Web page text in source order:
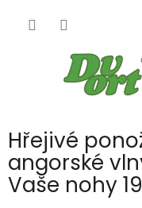
Hřejivé
angorské
Vaše nohy